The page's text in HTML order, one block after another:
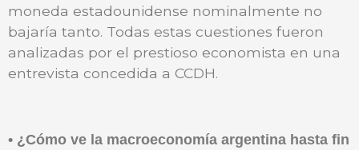
moneda estadounidense nominalmente no
bajaría tanto. Todas estas cuestiones fueron
analizadas por el prestioso economista en una
entrevista concedida a CCDH.
• ¿Cómo ve la macroeconomía argentina hasta fin